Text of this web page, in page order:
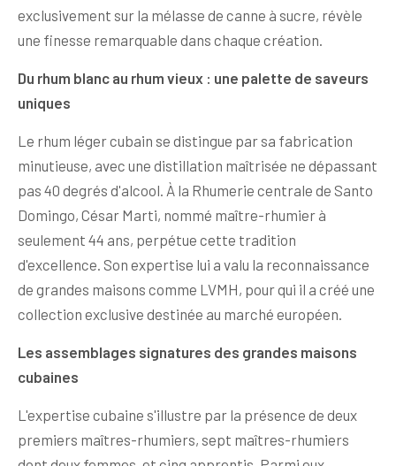
exclusivement sur la mélasse de canne à sucre, révèle
une finesse remarquable dans chaque création.
Du rhum blanc au rhum vieux : une palette de saveurs
uniques
Le rhum léger cubain se distingue par sa fabrication
minutieuse, avec une distillation maîtrisée ne dépassant
pas 40 degrés d'alcool. À la Rhumerie centrale de Santo
Domingo, César Marti, nommé maître-rhumier à
seulement 44 ans, perpétue cette tradition
d'excellence. Son expertise lui a valu la reconnaissance
de grandes maisons comme LVMH, pour qui il a créé une
collection exclusive destinée au marché européen.
Les assemblages signatures des grandes maisons
cubaines
L'expertise cubaine s'illustre par la présence de deux
premiers maîtres-rhumiers, sept maîtres-rhumiers